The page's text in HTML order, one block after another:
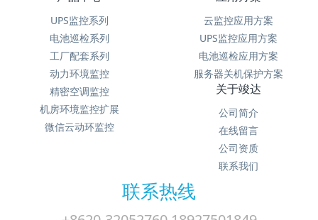
UPS监控系列
电池巡检系列
工厂配套系列
动力环境监控
精密空调监控
机房环境监控扩展
微信云动环监控
云监控应用方案
UPS监控应用方案
电池巡检应用方案
服务器关机保护方案
关于竣达
公司简介
在线留言
公司资质
联系我们
联系热线